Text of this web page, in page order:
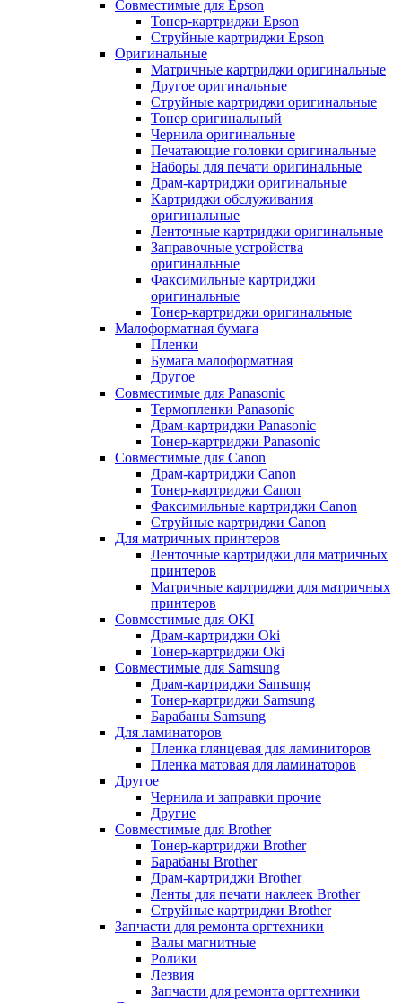
Совместимые для Epson
Тонер-картриджи Epson
Струйные картриджи Epson
Оригинальные
Матричные картриджи оригинальные
Другое оригинальные
Струйные картриджи оригинальные
Тонер оригинальный
Чернила оригинальные
Печатающие головки оригинальные
Наборы для печати оригинальные
Драм-картриджи оригинальные
Картриджи обслуживания
оригинальные
Ленточные картриджи оригинальные
Заправочные устройства
оригинальные
Факсимильные картриджи
оригинальные
Тонер-картриджи оригинальные
Малоформатная бумага
Пленки
Бумага малоформатная
Другое
Совместимые для Panasonic
Термопленки Panasonic
Драм-картриджи Panasonic
Тонер-картриджи Panasonic
Совместимые для Canon
Драм-картриджи Canon
Тонер-картриджи Canon
Факсимильные картриджи Canon
Струйные картриджи Canon
Для матричных принтеров
Ленточные картриджи для матричных
принтеров
Матричные картриджи для матричных
принтеров
Совместимые для OKI
Драм-картриджи Oki
Тонер-картриджи Oki
Совместимые для Samsung
Драм-картриджи Samsung
Тонер-картриджи Samsung
Барабаны Samsung
Для ламинаторов
Пленка глянцевая для ламиниторов
Пленка матовая для ламинаторов
Другое
Чернила и заправки прочие
Другие
Совместимые для Brother
Тонер-картриджи Brother
Барабаны Brother
Драм-картриджи Brother
Ленты для печати наклеек Brother
Струйные картриджи Brother
Запчасти для ремонта оргтехники
Валы магнитные
Ролики
Лезвия
Запчасти для ремонта оргтехники